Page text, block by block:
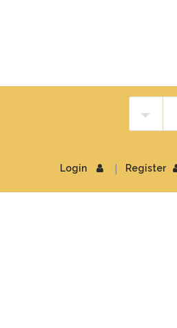
Login | Register